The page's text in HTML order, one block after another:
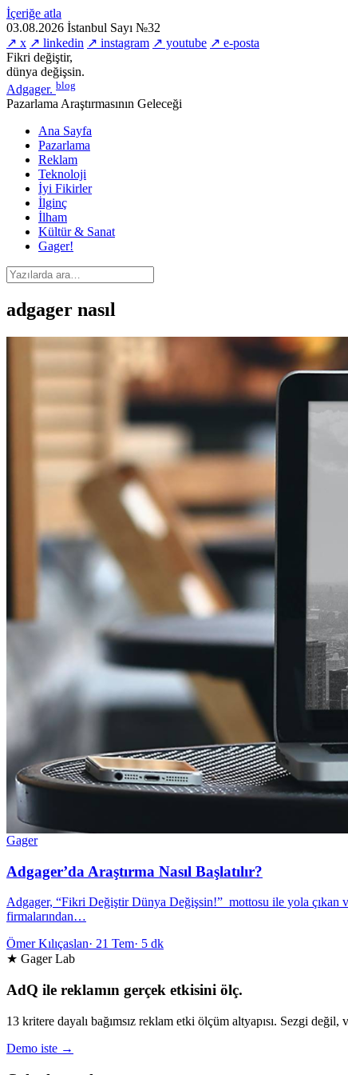
İçeriğe atla
03.08.2026 İstanbul Sayı №32
↗ x ↗ linkedin ↗ instagram ↗ youtube ↗ e-posta
Fikri değiştir,
dünya değişsin.
Adgager. blog
Pazarlama Araştırmasının Geleceği
Ana Sayfa
Pazarlama
Reklam
Teknoloji
İyi Fikirler
İlginç
İlham
Kültür & Sanat
Gager!
adgager nasıl
Gager
Adgager’da Araştırma Nasıl Başlatılır?
Adgager, “Fikri Değiştir Dünya Değişsin!” mottosu ile yola çıkan
firmalarından…
Ömer Kılıçaslan· 21 Tem· 5 dk
★ Gager Lab
AdQ ile reklamın gerçek etkisini ölç.
13 kritere dayalı bağımsız reklam etki ölçüm altyapısı. Sezgi değil,
Demo iste →